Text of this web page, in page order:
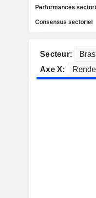
Performances
Consensus sectoriel
Secteur:
Axe X: